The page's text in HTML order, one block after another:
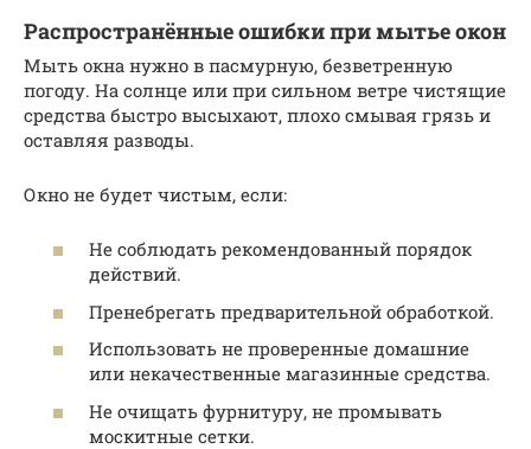
Распространённые ошибки при мытье окон
Мыть окна нужно в пасмурную, безветренную
погоду. На солнце или при сильном ветре чистящие
средства быстро высыхают, плохо смывая грязь и
оставляя разводы.
Окно не будет чистым, если:
Не соблюдать рекомендованный порядок
действий.
Пренебрегать предварительной обработкой.
Использовать не проверенные домашние
или некачественные магазинные средства.
Не очищать фурнитуру, не промывать
москитные сетки.